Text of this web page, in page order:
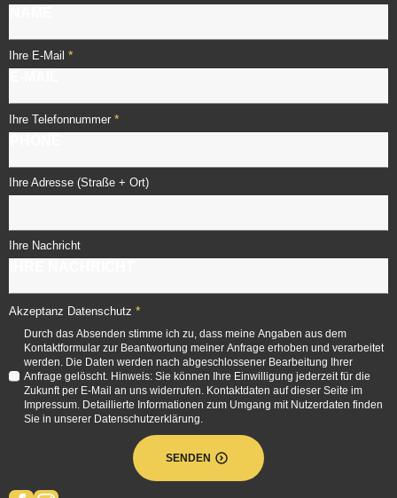
Ihre E-Mail *
Ihre Telefonnummer *
Ihre Adresse (Straße + Ort)
Ihre Nachricht
Akzeptanz Datenschutz *
Durch das Absenden stimme ich zu, dass meine Angaben aus dem
Kontaktformular zur Beantwortung meiner Anfrage erhoben und verarbeitet
werden. Die Daten werden nach abgeschlossener Bearbeitung Ihrer
Anfrage gelöscht. Hinweis: Sie können Ihre Einwilligung jederzeit für die
Zukunft per E-Mail an uns widerrufen. Kontaktdaten auf dieser Seite im
Impressum. Detaillierte Informationen zum Umgang mit Nutzerdaten finden
Sie in unserer Datenschutzerklärung.
SENDEN